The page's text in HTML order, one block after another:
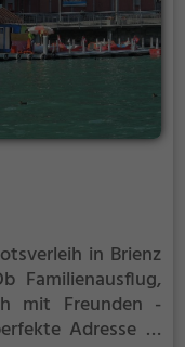
in Brienz
Familienausflug,
mit Freunden -
Adresse in